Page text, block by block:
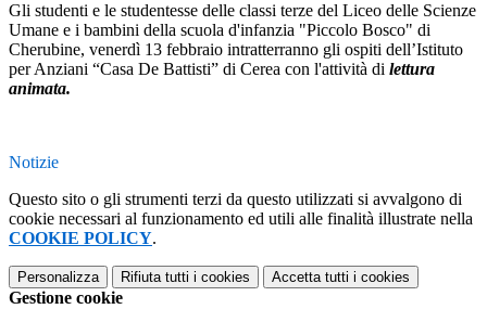
Gli studenti e le studentesse delle classi terze del Liceo delle Scienze
Umane e i bambini della scuola d'infanzia "Piccolo Bosco" di
Cherubine, venerdì 13 febbraio intratterranno gli ospiti dell’Istituto
per Anziani “Casa De Battisti” di Cerea con l'attività di lettura
animata.
Notizie
Questo sito o gli strumenti terzi da questo utilizzati si avvalgono di
cookie necessari al funzionamento ed utili alle finalità illustrate nella
COOKIE POLICY.
Personalizza Rifiuta tutti i cookies Accetta tutti i cookies
Gestione cookie